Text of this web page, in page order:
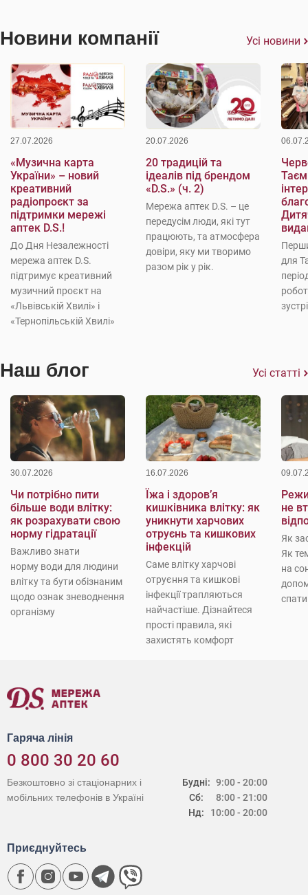
Новини компанії Усі новини
27.07.2026
«Музична карта
України» – новий
креативний
радіопроєкт за
підтримки мережі
аптек D.S.!
До Дня Незалежності
мережа аптек D.S.
підтримує креативний
музичний проєкт на
«Львівській Хвилі» і
«Тернопільській Хвилі»
20.07.2026
20 традицій та
ідеалів під брендом
«D.S.» (ч. 2)
Мережа аптек D.S. – це
передусім люди, які тут
працюють, та атмосфера
довіри, яку ми творимо
разом рік у рік.
для
Наш блог Усі статті
30.07.2026
Чи потрібно пити
більше води влітку:
як розрахувати свою
норму гідратації
Важливо знати
норму води для людини
влітку та бути обізнаним
щодо ознак зневоднення
організму
16.07.2026
Їжа і здоров’я
кишківника влітку: як
уникнути харчових
отруєнь та кишкових
інфекцій
Саме влітку харчові
отруєння та кишкові
інфекції трапляються
найчастіше. Дізнайтеся
прості правила, які
захистять комфорт
не
Як
Як
на
Гаряча лінія
0 800 30 20 60
Будні:
Сб:
Нд:
9:00 - 20:00
8:00 - 21:00
10:00 - 20:00
Безкоштовно зі стаціонарних і
мобільних телефонів в Україні
Приєднуйтесь